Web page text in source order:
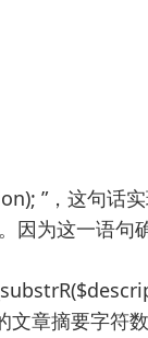
”，这句话
因为这一语句
文章摘要字符